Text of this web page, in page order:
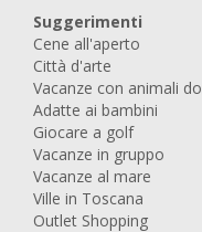
Suggerimenti
Cene all'aperto
Città d'arte
Vacanze con animali
Adatte ai bambini
Giocare a golf
Vacanze in gruppo
Vacanze al mare
Ville in Toscana
Outlet Shopping